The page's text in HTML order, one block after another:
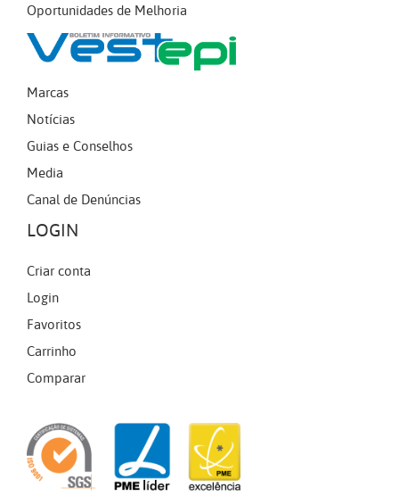
Oportunidades de Melhoria
Marcas
Notícias
Guias e Conselhos
Media
Canal de Denúncias
LOGIN
Criar conta
Login
Favoritos
Carrinho
Comparar